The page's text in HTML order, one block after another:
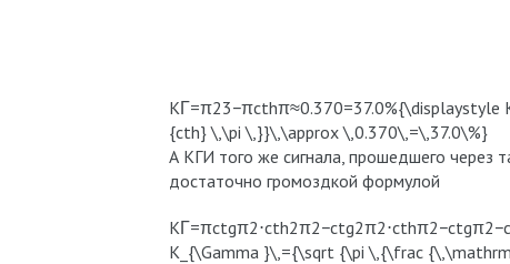
{cth} \,\pi \,}}\,\approx \,0.370\,=\,37.0\%}
А КГИ того же сигнала, прошедшего через
достаточно громоздкой формулой
K_{\Gamma }\,={\sqrt {\pi \,{\frac